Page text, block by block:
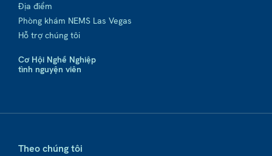
Địa điểm
Phòng khám NEMS Las Vegas
Hỗ trợ chúng tôi
Cơ Hội Nghề Nghiệp
tình nguyện viên
Theo chúng tôi